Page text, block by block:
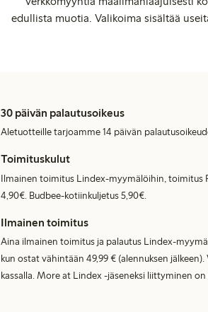
edullista muotia. Valikoima sisältää
30 päivän palautusoikeus
Aletuotteille tarjoamme 14 päivän
Toimituskulut
Ilmainen toimitus Lindex-myymälöihin, toimitus
4,90€. Budbee-kotiinkuljetus 5,90€.
Ilmainen toimitus
Aina ilmainen toimitus ja palautus Lindex-
kun ostat vähintään 49,99 € (alennuksen
kassalla. More at Lindex -jäseneksi liittyminen